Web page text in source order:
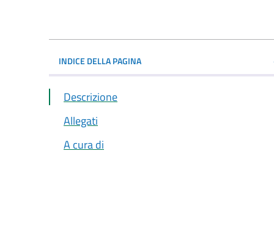
INDICE DELLA PAGINA
Descrizione
Allegati
A cura di